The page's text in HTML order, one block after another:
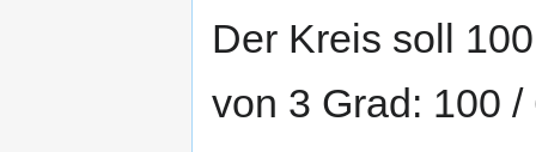
Der Kreis soll
von 3 Grad: 100